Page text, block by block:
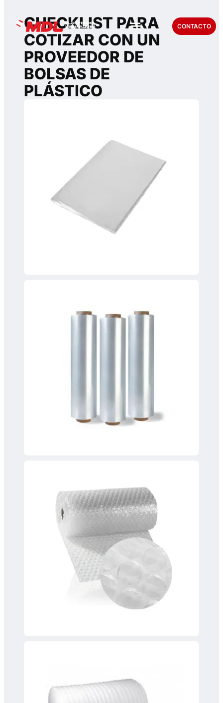
CONTACTO
CHECKLIST PARA
COTIZAR CON UN
PROVEEDOR DE
BOLSAS DE
PLÁSTICO